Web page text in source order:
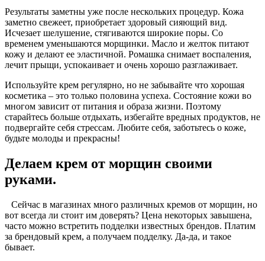
Результаты заметны уже после нескольких процедур. Кожа
заметно свежеет, приобретает здоровый сияющий вид.
Исчезает шелушение, стягиваются широкие поры. Со
временем уменьшаются морщинки. Масло и желток питают
кожу и делают ее эластичной. Ромашка снимает воспаления,
лечит прыщи, успокаивает и очень хорошо разглаживает.
Используйте крем регулярно, но не забывайте что хорошая
косметика – это только половина успеха. Состояние кожи во
многом зависит от питания и образа жизни. Поэтому
старайтесь больше отдыхать, избегайте вредных продуктов, не
подвергайте себя стрессам. Любите себя, заботьтесь о коже,
будьте молоды и прекрасны!
Делаем крем от морщин своими
руками.
Сейчас в магазинах много различных кремов от морщин, но
вот всегда ли стоит им доверять? Цена некоторых завышена,
часто можно встретить подделки известных брендов. Платим
за брендовый крем, а получаем подделку. Да-да, и такое
бывает.